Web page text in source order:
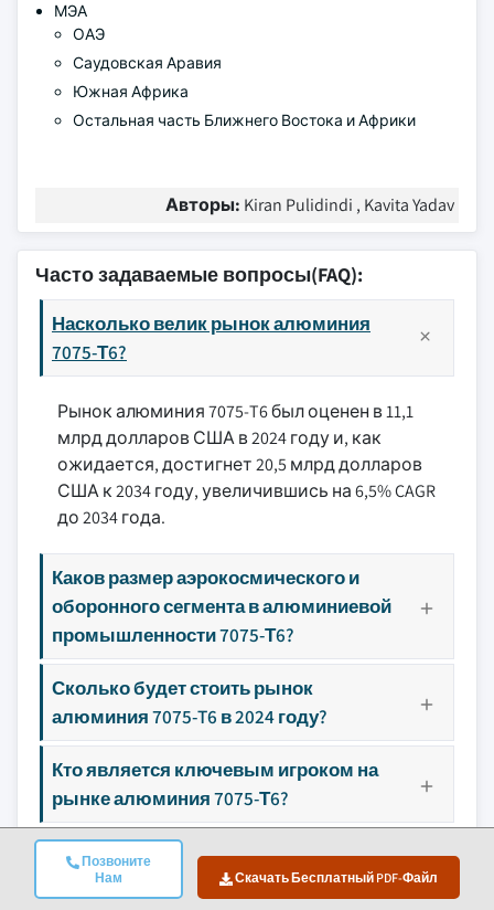
Позвоните
Нам
Скачать Бесплатный PDF-Файл
МЭА
ОАЭ
Саудовская Аравия
Южная Африка
Остальная часть Ближнего Востока и Африки
Авторы: Kiran Pulidindi , Kavita Yadav
Часто задаваемые вопросы(FAQ):
Насколько велик рынок алюминия
7075-Т6?
Рынок алюминия 7075-T6 был оценен в 11,1
млрд долларов США в 2024 году и, как
ожидается, достигнет 20,5 млрд долларов
США к 2034 году, увеличившись на 6,5% CAGR
до 2034 года.
Каков размер аэрокосмического и
оборонного сегмента в алюминиевой
промышленности 7075-Т6?
Сколько будет стоить рынок
алюминия 7075-T6 в 2024 году?
Кто является ключевым игроком на
рынке алюминия 7075-Т6?
Методология Исследования, Источники